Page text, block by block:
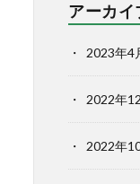
アーカイ
2023年4
2022年
2022年